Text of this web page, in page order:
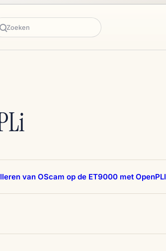
Zoeken
van OScam op de ET9000 met OpenPLI